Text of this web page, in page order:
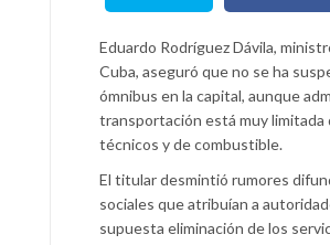
Eduardo Rodríguez Dávila,
Cuba, aseguró que no se ha
ómnibus en la capital, aunque
transportación está muy limitada
técnicos y de combustible.
El titular desmintió rumores
sociales que atribuían a
supuesta eliminación de los